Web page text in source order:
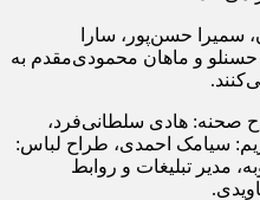
سمیرا حسن‌پور، سارا
حسنلو و ماهان محمودی‌مقدم به
صحنه: هادی سلطانی‌فرد،
سیامک احمدی، طراح لباس:
مدیر تبلیغات و روابط